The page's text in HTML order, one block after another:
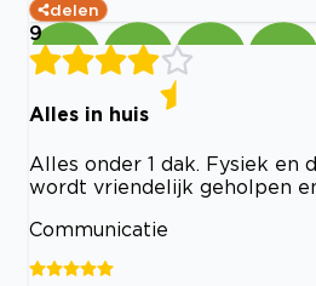
delen
9
Alles in huis
Alles onder 1 dak. Fysiek en
wordt vriendelijk geholpen
Communicatie